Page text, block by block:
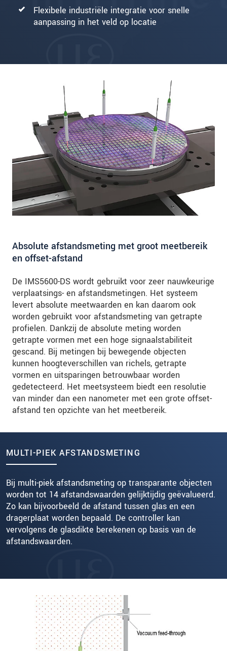
Flexibele industriële integratie voor snelle
aanpassing in het veld op locatie
Absolute afstandsmeting met groot meetbereik
en offset-afstand
De IMS5600-DS wordt gebruikt voor zeer nauwkeurige
verplaatsings- en afstandsmetingen. Het systeem
levert absolute meetwaarden en kan daarom ook
worden gebruikt voor afstandsmeting van getrapte
profielen. Dankzij de absolute meting worden
getrapte vormen met een hoge signaalstabiliteit
gescand. Bij metingen bij bewegende objecten
kunnen hoogteverschillen van richels, getrapte
vormen en uitsparingen betrouwbaar worden
gedetecteerd. Het meetsysteem biedt een resolutie
van minder dan een nanometer met een grote offset-
afstand ten opzichte van het meetbereik.
MULTI-PIEK AFSTANDSMETING
Bij multi-piek afstandsmeting op transparante objecten
worden tot 14 afstandswaarden gelijktijdig geëvalueerd.
Zo kan bijvoorbeeld de afstand tussen glas en een
dragerplaat worden bepaald. De controller kan
vervolgens de glasdikte berekenen op basis van de
afstandswaarden.